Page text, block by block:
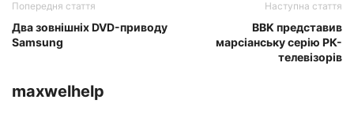
Попередня стаття
Два зовнішніх DVD-приводу
Samsung
Наступна стаття
BBK представив
марсіанську серію РК-
телевізорів
maxwelhelp